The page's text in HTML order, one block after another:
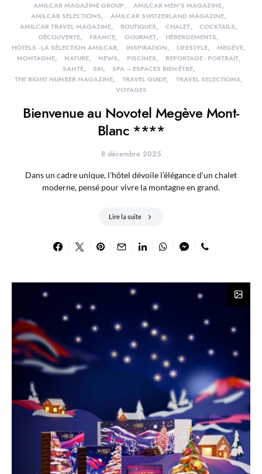
AMILCAR MAGAZINE GROUP
AMILCAR MEN'S MAGAZINE
AMILCAR SELECTIONS
AMILCAR SWITZERLAND MAGAZINE
AMILCAR TRAVEL MAGAZINE
BOUTIQUES CHALET
COCKTAILS
DÉCOUVERTE
FRANCE GOURMET
HÉBERGEMENTS
HÔTELS - LA SÉLECTION AMILCAR
INSPIRATION LIFESTYLE
MEGÈVE
MONTAGNE
NATURE NEWS PISCINES
REPORTAGE - PORTRAIT
SANTÉ
SKI
SPA – ESPACES BIEN-ÊTRE
THE RIGHT NUMBER MAGAZINE
TRAVEL GUIDE
TRAVEL SELECTIONS
VOYAGES
Bienvenue au Novotel Megève Mont-
Blanc ****
8 décembre 2025
Dans un cadre unique, l’hôtel dévoile l’élégance d’un chalet
moderne, pensé pour vivre la montagne en grand.
Lire la suite